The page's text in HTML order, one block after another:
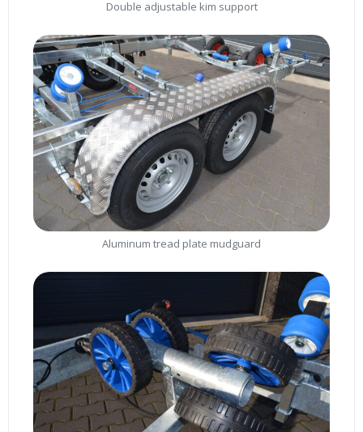
Double adjustable kim support
Aluminum tread plate mudguard